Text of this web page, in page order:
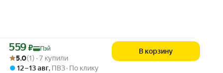
Цена с картой Яндекс Пэй 559 ₽ вместо
559₽
Пэй
Рейтинг товара: 5.0 из 5
Оценок: (1) · 7 купили
5.0(1) · 7 купили
12 – 13 авг, ПВЗ По клику
В корзину